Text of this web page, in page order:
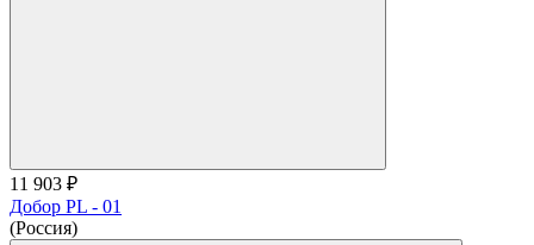
11 903 ₽
Добор PL - 01
(Россия)